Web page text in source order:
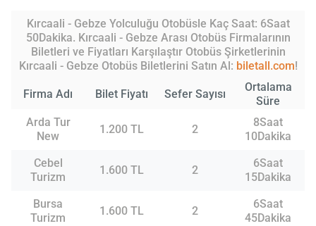
Kırcaali - Gebze Yolculuğu Otobüsle Kaç Saat: 6Saat
50Dakika. Kırcaali - Gebze Arası Otobüs Firmalarının
Biletleri ve Fiyatları Karşılaştır Otobüs Şirketlerinin
Kırcaali - Gebze Otobüs Biletlerini Satın Al: biletall.com!
Firma Adı Bilet Fiyatı Sefer Sayısı
Ortalama
Süre
Arda Tur
New
1.200 TL 2
8Saat
10Dakika
Cebel
Turizm
1.600 TL 2
6Saat
15Dakika
Bursa
Turizm
1.600 TL 2
6Saat
45Dakika